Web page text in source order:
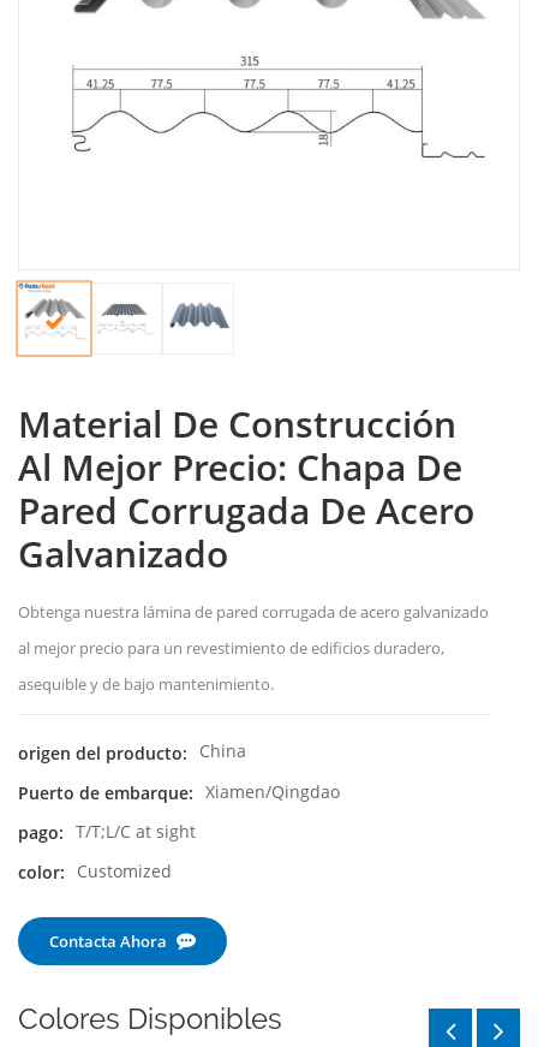
Material De Construcción
Al Mejor Precio: Chapa De
Pared Corrugada De Acero
Galvanizado
Obtenga nuestra lámina de pared corrugada de acero galvanizado
al mejor precio para un revestimiento de edificios duradero,
asequible y de bajo mantenimiento.
origen del producto:
China
Puerto de embarque: Xiamen/Qingdao
pago: T/T;L/C at sight
color:
Customized
Contacta Ahora
Colores Disponibles